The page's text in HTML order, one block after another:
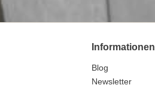
Informationen
Blog
Newsletter